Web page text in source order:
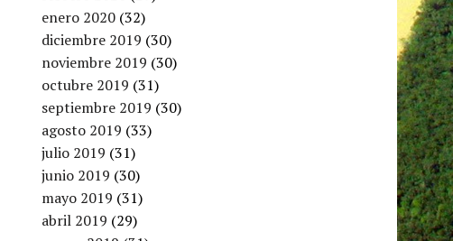
enero 2020 (32)
diciembre 2019 (30)
noviembre 2019 (30)
octubre 2019 (31)
septiembre 2019 (30)
agosto 2019 (33)
julio 2019 (31)
junio 2019 (30)
mayo 2019 (31)
abril 2019 (29)